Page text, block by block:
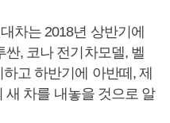
차는 2018년 상반기에
, 코나 전기차모델, 벨
고 하반기에 아반떼, 제
새 차를 내놓을 것으로 알